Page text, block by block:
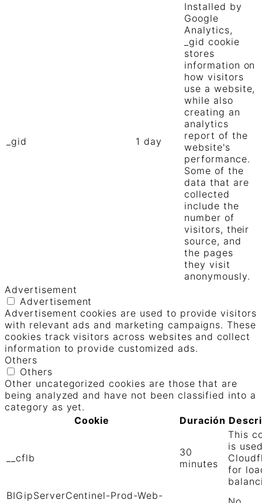
_gid 1 day
Installed by
Google
Analytics,
_gid cookie
stores
information on
how visitors
use a website,
while also
creating an
analytics
report of the
website's
performance.
Some of the
data that are
collected
include the
number of
visitors, their
source, and
the pages
they visit
anonymously.
Advertisement
Advertisement
Advertisement cookies are used to provide visitors
with relevant ads and marketing campaigns. These
cookies track visitors across websites and collect
information to provide customized ads.
Others
Others
Other uncategorized cookies are those that are
being analyzed and have not been classified into a
category as yet.
Cookie
Duración
__cflb
30
minutes
This
is
for
BIGipServerCentinel-Prod-Web-